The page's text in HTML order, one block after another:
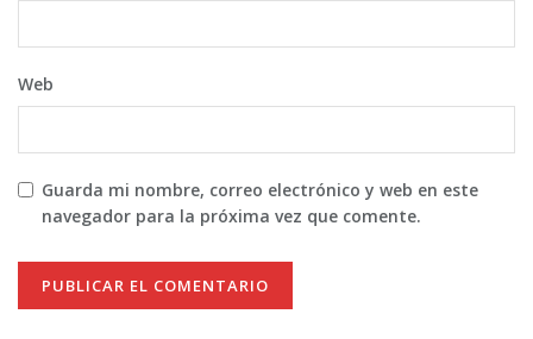
Web
Guarda mi nombre, correo electrónico y web en este
navegador para la próxima vez que comente.